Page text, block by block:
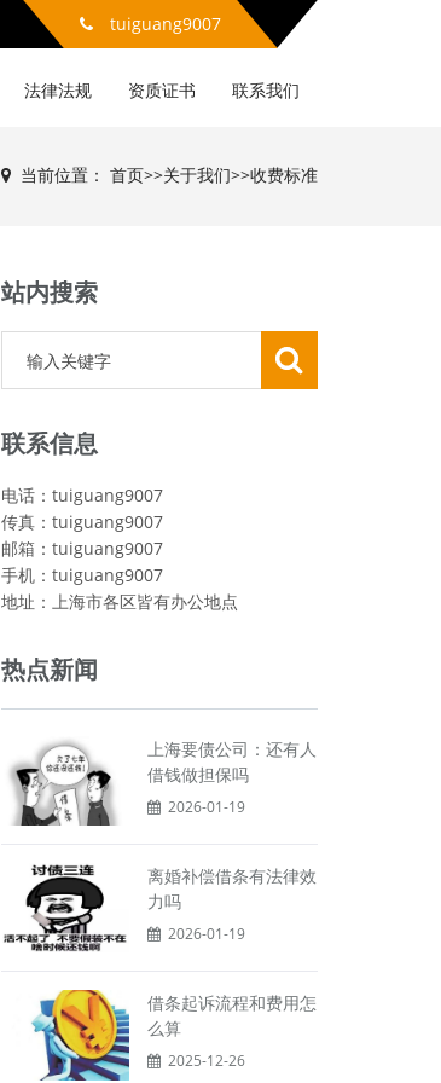
tuiguang9007
法律法规 资质证书 联系我们
当前位置： 首页>>关于我们>>收费标准
站内搜索
联系信息
电话：tuiguang9007
传真：tuiguang9007
邮箱：tuiguang9007
手机：tuiguang9007
地址：上海市各区皆有办公地点
热点新闻
上海要债公司：还有人
借钱做担保吗
2026-01-19
离婚补偿借条有法律效
力吗
2026-01-19
借条起诉流程和费用怎
么算
2025-12-26